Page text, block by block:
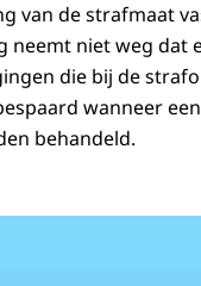
van de strafmaat
neemt niet weg dat
die bij de
wanneer
behandeld.